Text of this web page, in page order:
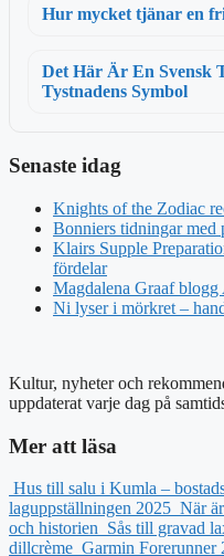
Hur mycket tjänar en
Det Här Är En Svensk
Tystnadens Symbol
Senaste idag
Knights of the Zodiac
Bonniers tidningar med
Klairs Supple
fördelar
Magdalena Graaf
Ni lyser i mörkret –
Kultur, nyheter och
uppdaterat varje dag på
Mer att läsa
Hus till salu i Kumla –
laguppställningen 2025 När
och historien Sås till gravad
dillcrème Garmin Forerunner